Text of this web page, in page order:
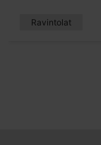
Ravintolat